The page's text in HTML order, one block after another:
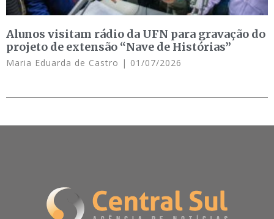
Alunos visitam rádio da UFN para gravação do
projeto de extensão “Nave de Histórias”
Maria Eduarda de Castro 01/07/2026